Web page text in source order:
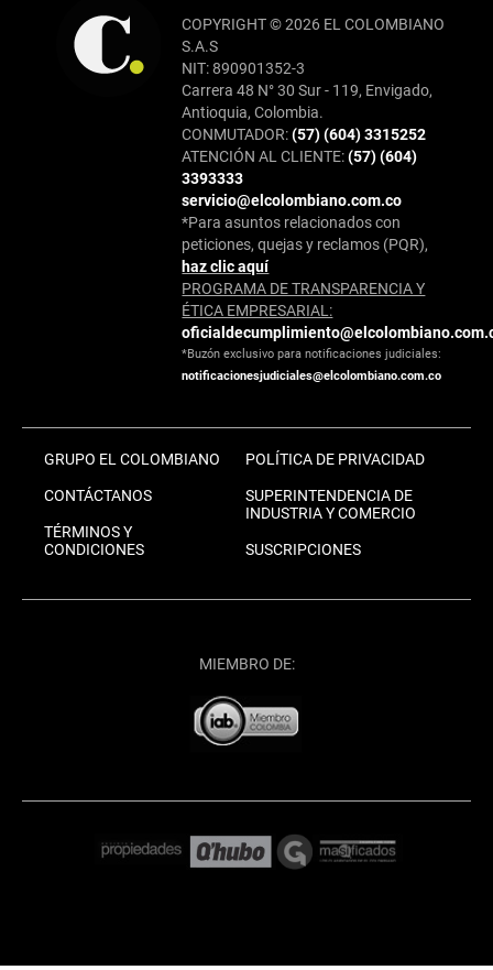
COPYRIGHT © 2026 EL COLOMBIANO
S.A.S
NIT: 890901352-3
Carrera 48 N° 30 Sur - 119, Envigado,
Antioquia, Colombia.
CONMUTADOR:(57) (604) 3315252
ATENCIÓN AL CLIENTE:(57) (604)
3393333
servicio@elcolombiano.com.co
*Para asuntos relacionados con
peticiones, quejas y reclamos (PQR),
haz clic aquí
PROGRAMA DE TRANSPARENCIA Y
ÉTICA EMPRESARIAL:
*Buzón exclusivo para notificaciones judiciales:
notificacionesjudiciales@elcolombiano.com.co
GRUPO EL COLOMBIANO
CONTÁCTANOS
TÉRMINOS Y
CONDICIONES
POLÍTICA DE PRIVACIDAD
SUPERINTENDENCIA DE
INDUSTRIA Y COMERCIO
SUSCRIPCIONES
MIEMBRO DE: